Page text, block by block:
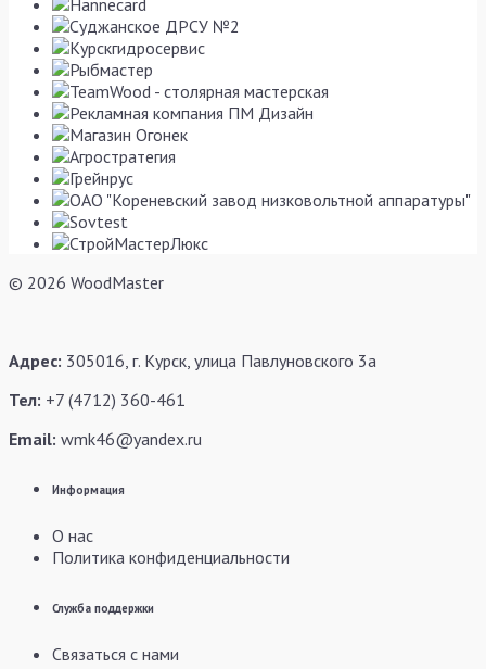
© 2026 WoodMaster
Адрес: 305016, г. Курск, улица Павлуновского 3а
Тел: +7 (4712) 360-461
Email: wmk46@yandex.ru
Информация
О нас
Политика конфиденциальности
Служба поддержки
Связаться с нами